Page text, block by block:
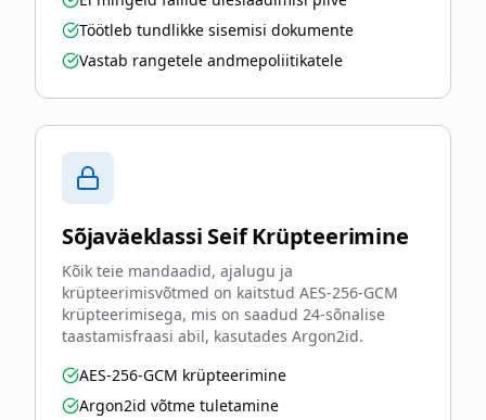
Töötleb tundlikke sisemisi dokumente
Vastab rangetele andmepoliitikatele
Sõjaväeklassi Seif Krüpteerimine
Kõik teie mandaadid, ajalugu ja
krüpteerimisvõtmed on kaitstud AES-256-GCM
krüpteerimisega, mis on saadud 24-sõnalise
taastamisfraasi abil, kasutades Argon2id.
AES-256-GCM krüpteerimine
Argon2id võtme tuletamine